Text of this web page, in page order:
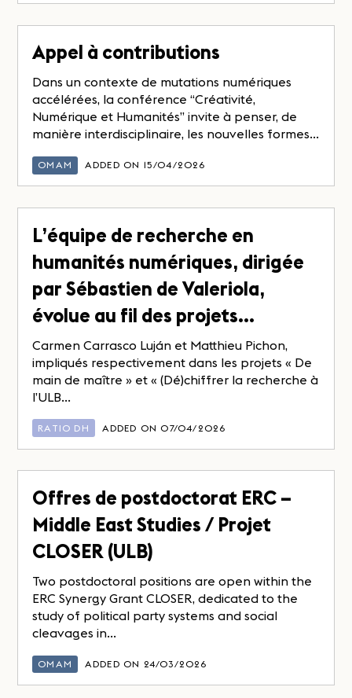
Appel à contributions
Dans un contexte de mutations numériques
accélérées, la conférence “Créativité,
Numérique et Humanités” invite à penser, de
manière interdisciplinaire, les nouvelles formes...
OMAM ADDED ON 15/04/2026
L’équipe de recherche en
humanités numériques, dirigée
par Sébastien de Valeriola,
évolue au fil des projets…
Carmen Carrasco Luján et Matthieu Pichon,
impliqués respectivement dans les projets « De
main de maître » et « (Dé)chiffrer la recherche à
l’ULB...
RATIO DH ADDED ON 07/04/2026
Offres de postdoctorat ERC –
Middle East Studies / Projet
CLOSER (ULB)
Two postdoctoral positions are open within the
ERC Synergy Grant CLOSER, dedicated to the
study of political party systems and social
cleavages in...
OMAM ADDED ON 24/03/2026